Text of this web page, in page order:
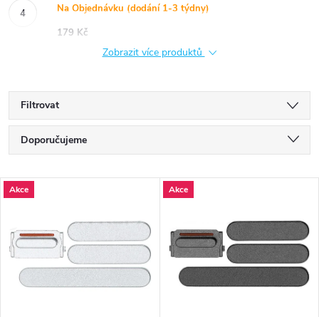
Na Objednávku (dodání 1-3 týdny)
179 Kč
Zobrazit více produktů
Filtrovat
Ř
a
e
n
Doporučujeme
Nejdražší
Nejprodávanější
Abecedně
V
ý
p
Akce Akce